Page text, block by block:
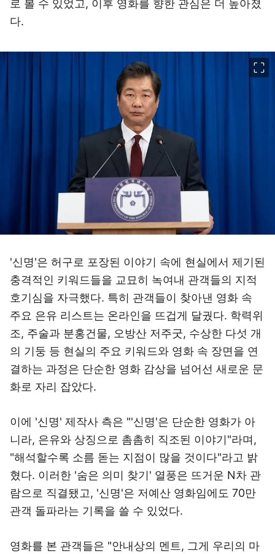
로 볼 수 있었고, 이후 영화를 향한 관심은 더 높아졌
다.
'신명'은 허구로 포장된 이야기 속에 현실에서 제기된
충격적인 키워드들을 교묘히 녹여내 관객들의 지적
호기심을 자극했다. 특히 관객들이 찾아낸 영화 속
주요 은유 리스트는 온라인을 뜨겁게 달궜다. 학력위
조, 주술과 분홍건물, 오방산 저주굿, 수상한 다섯 개
의 기둥 등 현실의 주요 키워드와 영화 속 장면을 연
결하는 과정은 단순한 영화 감상을 넘어선 새로운 문
화로 자리 잡았다.
이에 '신명' 제작사 측은 "'신명'은 단순한 영화가 아
니라, 은유와 상징으로 촘촘히 직조된 이야기"라며,
"해석할수록 소름 돋는 지점이 많을 것이다"라고 밝
혔다. 이러한 '숨은 의미 찾기' 열풍은 뜨거운 N차 관
람으로 직결됐고, '신명'은 저예산 영화임에도 70만
관객 돌파라는 기록을 쓸 수 있었다.
영화를 본 관객들은 "안내상의 멘트, 그게 우리의 마